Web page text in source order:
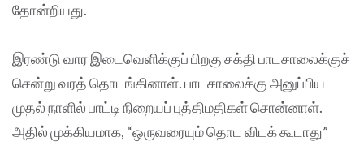
தோன்றியது.
இரண்டு வார இடைவெளிக்குப் பிறகு சக்தி பாடசாலைக்குச்
சென்று வரத் தொடங்கினாள். பாடசாலைக்கு அனுப்பிய
முதல் நாளில் பாட்டி நிறையப் புத்திமதிகள் சொன்னாள்.
அதில் முக்கியமாக, “ஒருவரையும் தொட விடக் கூடாது”